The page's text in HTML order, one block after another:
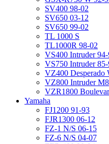
SV400 98-02
SV650 03-12
SV650 99-02
TL 1000 S
TL1000R 98-02
VS400 Intruder
VS750 Intruder 85-
VZ400 Desperado
VZ800 Intruder
VZR1800
Yamaha
FJ1200 91-93
FJR1300 06-12
FZ-1 N/S 06-15
FZ-6 N/S 04-07